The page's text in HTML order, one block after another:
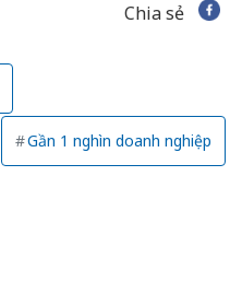
Chia sẻ
Gần 1 nghìn doanh nghiệp